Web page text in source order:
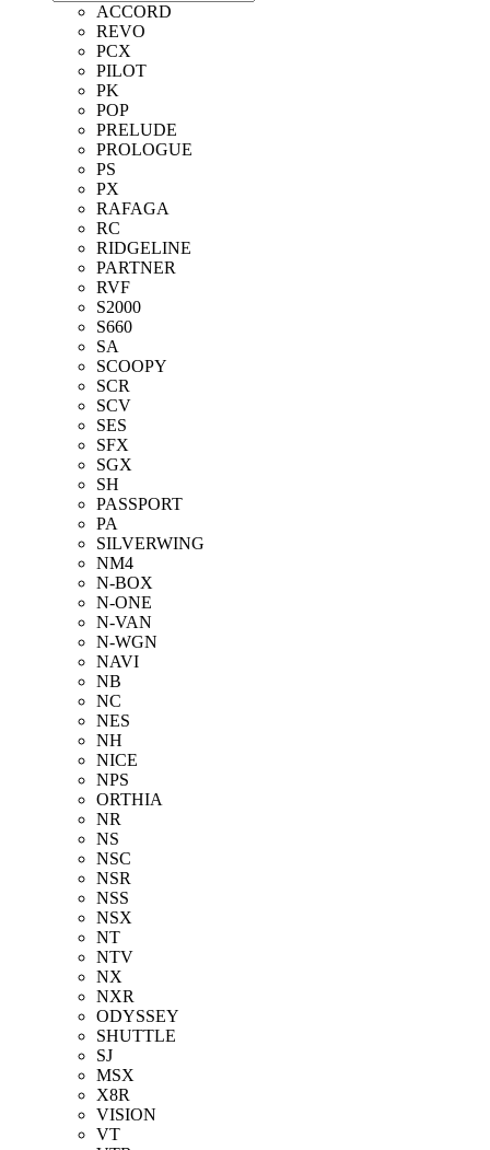
ACCORD
REVO
PCX
PILOT
PK
POP
PRELUDE
PROLOGUE
PS
PX
RAFAGA
RC
RIDGELINE
PARTNER
RVF
S2000
S660
SA
SCOOPY
SCR
SCV
SES
SFX
SGX
SH
PASSPORT
PA
SILVERWING
NM4
N-BOX
N-ONE
N-VAN
N-WGN
NAVI
NB
NC
NES
NH
NICE
NPS
ORTHIA
NR
NS
NSC
NSR
NSS
NSX
NT
NTV
NX
NXR
ODYSSEY
SHUTTLE
SJ
MSX
X8R
VISION
VT